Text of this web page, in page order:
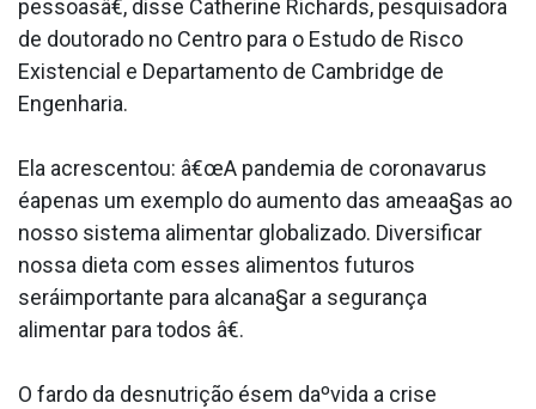
pessoasâ€, disse Catherine Richards, pesquisadora
de doutorado no Centro para o Estudo de Risco
Existencial e Departamento de Cambridge de
Engenharia.
Ela acrescentou: â€œA pandemia de coronava­rus
éapenas um exemplo do aumento das ameaa§as ao
nosso sistema alimentar globalizado. Diversificar
nossa dieta com esses alimentos futuros
seráimportante para alcana§ar a segurança
alimentar para todos â€.
O fardo da desnutrição ésem daºvida a crise